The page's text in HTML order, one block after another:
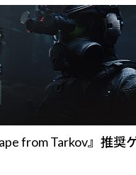
from Tarkov』推奨